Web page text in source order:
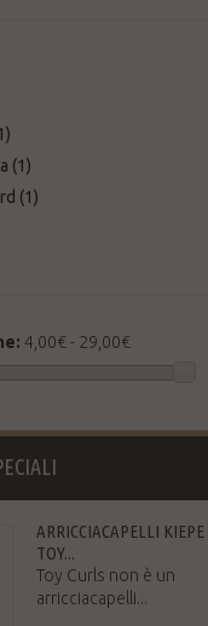
(1)
(1)
4,00€ - 29,00€
ARRICCIACAPELLI KIEPE
TOY...
Toy Curls non è un
arricciacapelli...